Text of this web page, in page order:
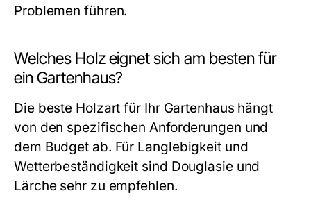
Problemen führen.
Welches Holz eignet sich am besten für
ein Gartenhaus?
Die beste Holzart für Ihr Gartenhaus hängt
von den spezifischen Anforderungen und
dem Budget ab. Für Langlebigkeit und
Wetterbeständigkeit sind Douglasie und
Lärche sehr zu empfehlen.